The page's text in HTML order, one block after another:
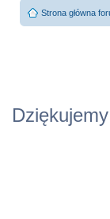
Strona główna